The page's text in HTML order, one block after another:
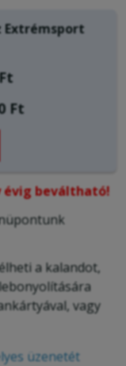
Extrémsport
Ft
Ft
évig beváltható!
a kalandot,
vagy
üzenetét